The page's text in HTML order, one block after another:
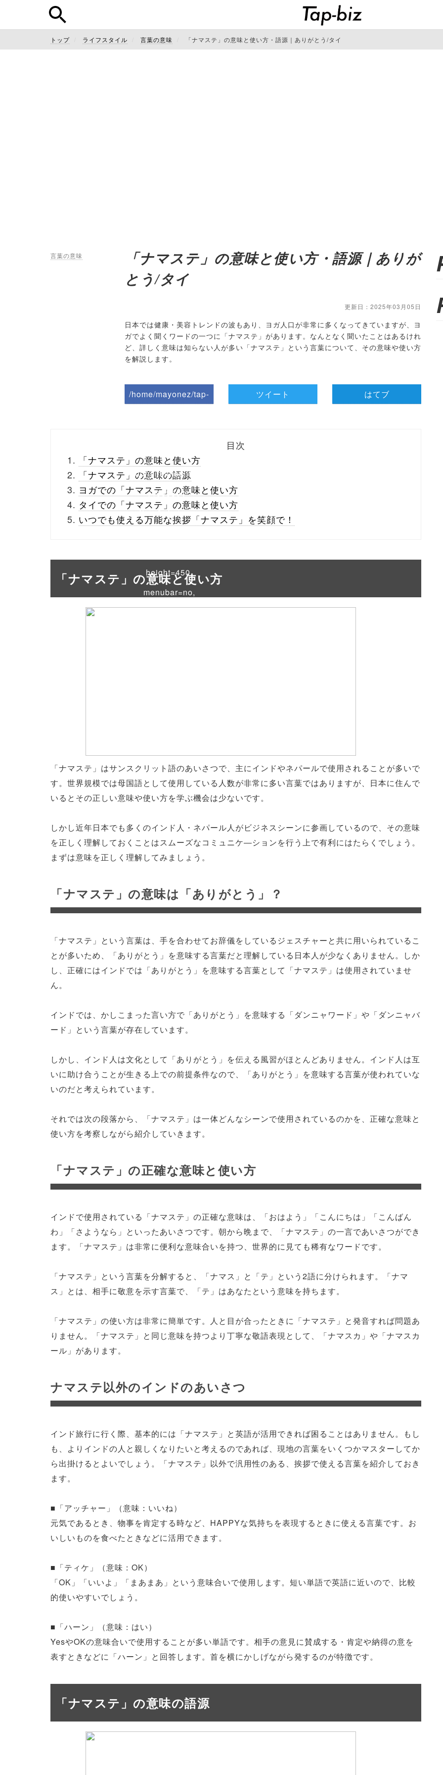
トップ ライフスタイル 言葉の意味 「ナマステ」の意味と使い方・語源｜ありがとう/タイ
言葉の意味
「ナマステ」の意味と使い方・語源｜ありが
とう/タイ
更新日：2025年03月05日
日本では健康・美容トレンドの波もあり、ヨガ人口が非常に多くなってきていますが、ヨ
ガでよく聞くワードの一つに「ナマステ」があります。なんとなく聞いたことはあるけれ
ど、詳しく意味は知らない人が多い「ナマステ」という言葉について、その意味や使い方
を解説します。
/home/mayonez/tap-
_theme/parts/sns-
buttons.php on line
/1033504"
onclick="window.open
height=450,
menubar=no,
ツイート はてブ
目次
「ナマステ」の意味と使い方
「ナマステ」の意味の語源
ヨガでの「ナマステ」の意味と使い方
タイでの「ナマステ」の意味と使い方
いつでも使える万能な挨拶「ナマステ」を笑顔で！
「ナマステ」の意味と使い方
「ナマステ」はサンスクリット語のあいさつで、主にインドやネパールで使用されることが多いで
す。世界規模では母国語として使用している人数が非常に多い言葉ではありますが、日本に住んで
いるとその正しい意味や使い方を学ぶ機会は少ないです。
しかし近年日本でも多くのインド人・ネパール人がビジネスシーンに参画しているので、その意味
を正しく理解しておくことはスムーズなコミュニケ―ションを行う上で有利にはたらくでしょう。
まずは意味を正しく理解してみましょう。
「ナマステ」の意味は「ありがとう」？
「ナマステ」という言葉は、手を合わせてお辞儀をしているジェスチャーと共に用いられているこ
とが多いため、「ありがとう」を意味する言葉だと理解している日本人が少なくありません。しか
し、正確にはインドでは「ありがとう」を意味する言葉として「ナマステ」は使用されていませ
ん。
インドでは、かしこまった言い方で「ありがとう」を意味する「ダンニャワード」や「ダンニャバ
ード」という言葉が存在しています。
しかし、インド人は文化として「ありがとう」を伝える風習がほとんどありません。インド人は互
いに助け合うことが生きる上での前提条件なので、「ありがとう」を意味する言葉が使われていな
いのだと考えられています。
それでは次の段落から、「ナマステ」は一体どんなシーンで使用されているのかを、正確な意味と
使い方を考察しながら紹介していきます。
「ナマステ」の正確な意味と使い方
インドで使用されている「ナマステ」の正確な意味は、「おはよう」「こんにちは」「こんばん
わ」「さようなら」といったあいさつです。朝から晩まで、「ナマステ」の一言であいさつができ
ます。「ナマステ」は非常に便利な意味合いを持つ、世界的に見ても稀有なワードです。
「ナマステ」という言葉を分解すると、「ナマス」と「テ」という2語に分けられます。「ナマ
ス」とは、相手に敬意を示す言葉で、「テ」はあなたという意味を持ちます。
「ナマステ」の使い方は非常に簡単です。人と目が合ったときに「ナマステ」と発音すれば問題あ
りません。「ナマステ」と同じ意味を持つより丁寧な敬語表現として、「ナマスカ」や「ナマスカ
ール」があります。
ナマステ以外のインドのあいさつ
インド旅行に行く際、基本的には「ナマステ」と英語が活用できれば困ることはありません。もし
も、よりインドの人と親しくなりたいと考えるのであれば、現地の言葉をいくつかマスターしてか
ら出掛けるとよいでしょう。「ナマステ」以外で汎用性のある、挨拶で使える言葉を紹介しておき
ます。
■「アッチャー」（意味：いいね）
元気であるとき、物事を肯定する時など、HAPPYな気持ちを表現するときに使える言葉です。お
いしいものを食べたときなどに活用できます。
■「ティケ」（意味：OK）
「OK」「いいよ」「まあまあ」という意味合いで使用します。短い単語で英語に近いので、比較
的使いやすいでしょう。
■「ハーン」（意味：はい）
YesやOKの意味合いで使用することが多い単語です。相手の意見に賛成する・肯定や納得の意を
表すときなどに「ハーン」と回答します。首を横にかしげながら発するのが特徴です。
「ナマステ」の意味の語源